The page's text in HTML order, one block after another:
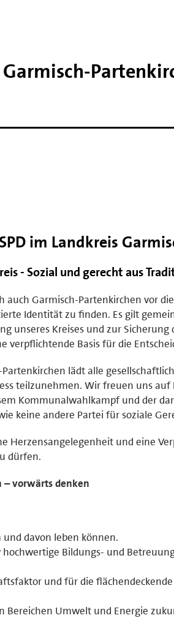
im Landkreis
- Sozial und gerecht aus
auch Garmisch-Partenkirchen vor
Identität zu finden. Es gilt
unseres Kreises und zur Sicherung
verpflichtende Basis für die
Partenkirchen lädt alle
teilzunehmen. Wir freuen uns
Kommunalwahlkampf und der
keine andere Partei für soziale
Herzensangelegenheit und eine
dürfen.
– vorwärts denken
davon leben können.
Bildungs- und
und für die
Bereichen Umwelt und Energie